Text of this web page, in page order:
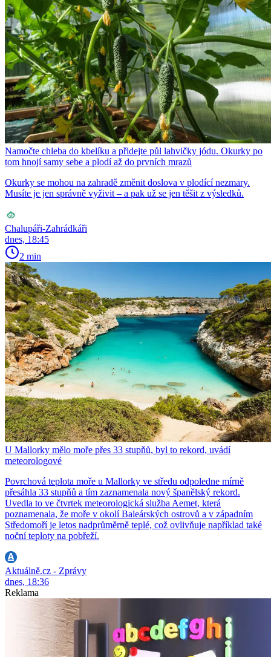
Namočte chleba do kbelíku a přidejte půl lahvičky jódu. Okurky po
tom hnojí samy sebe a plodí až do prvních mrazů
Okurky se mohou na zahradě změnit doslova v plodící nezmary.
Musíte je jen správně vyživit – a pak už se jen těšit z výsledků.
Chalupáři-Zahrádkáři
dnes, 18:45
2 min
U Mallorky mělo moře přes 33 stupňů, byl to rekord, uvádí
meteorologové
Povrchová teplota moře u Mallorky ve středu odpoledne mírně
přesáhla 33 stupňů a tím zaznamenala nový španělský rekord.
Uvedla to ve čtvrtek meteorologická služba Aemet, která
poznamenala, že moře v okolí Baleárských ostrovů a v západním
Středomoří je letos nadprůměrně teplé, což ovlivňuje například také
noční teploty na pobřeží.
Aktuálně.cz - Zprávy
dnes, 18:36
Reklama